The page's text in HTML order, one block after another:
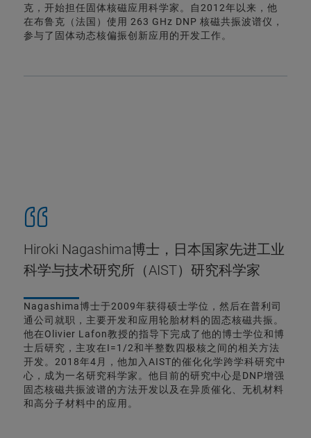
克，开始担任固体核磁应用科学家。自2012年以来，他
在布鲁克（法国）使用 263 GHz DNP 核磁共振波谱仪，
参与了固体动态核偏振创新应用的开发工作。
Hiroki Nagashima博士，日本国家先进工业
科学与技术研究所（AIST）研究科学家
Nagashima博士于2009年获得硕士学位，然后在普利司
通公司就职，主要开发和应用轮胎材料的固态核磁共振。
他在Olivier Lafon教授的指导下完成了他的博士学位和博
士后研究，主攻在I=1/2和半整数四极核之间的相关方法
开发。2018年4月，他加入AIST的催化化学跨学科研究中
心，成为一名研究科学家。他目前的研究中心是DNP增强
固态核磁共振波谱的方法开发以及在异质催化、无机材料
和高分子材料中的应用。